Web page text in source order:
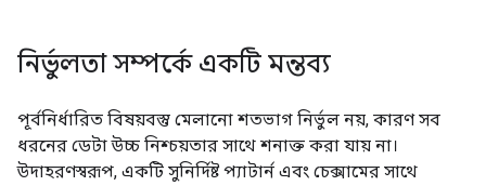
নির্ভুলতা সম্পর্কে একটি মন্তব্য
পূর্বনির্ধারিত বিষয়বস্তু মেলানো শতভাগ নির্ভুল নয়, কারণ সব
ধরনের ডেটা উচ্চ নিশ্চয়তার সাথে শনাক্ত করা যায় না।
উদাহরণস্বরূপ, একটি সুনির্দিষ্ট প্যাটার্ন এবং চেক্সামের সাথে